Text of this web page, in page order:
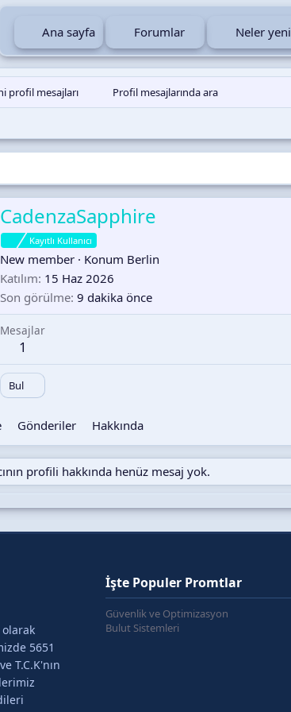
Ana sayfa Forumlar Neler yeni
profil mesajları Profil mesajlarında ara
CadenzaSapphire
Kayıtlı Kullanıcı
New member · Konum Berlin
Katılım 15 Haz 2026
Son görülme 9 dakika önce
Mesajlar
1
Bul
Gönderiler Hakkında
profili hakkında henüz mesaj yok.
olarak
5651
T.C.K'nın
İşte Populer Promtlar
Güvenlik ve Optimizasyon
Bulut Sistemleri